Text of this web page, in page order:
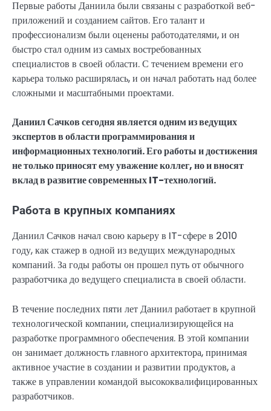
Первые работы Даниила были связаны с разработкой веб-
приложений и созданием сайтов. Его талант и
профессионализм были оценены работодателями, и он
быстро стал одним из самых востребованных
специалистов в своей области. С течением времени его
карьера только расширялась, и он начал работать над более
сложными и масштабными проектами.
Даниил Сачков сегодня является одним из ведущих
экспертов в области программирования и
информационных технологий. Его работы и достижения
не только приносят ему уважение коллег, но и вносят
вклад в развитие современных IT-технологий.
Работа в крупных компаниях
Даниил Сачков начал свою карьеру в IT-сфере в 2010
году, как стажер в одной из ведущих международных
компаний. За годы работы он прошел путь от обычного
разработчика до ведущего специалиста в своей области.
В течение последних пяти лет Даниил работает в крупной
технологической компании, специализирующейся на
разработке программного обеспечения. В этой компании
он занимает должность главного архитектора, принимая
активное участие в создании и развитии продуктов, а
также в управлении командой высококвалифицированных
разработчиков.